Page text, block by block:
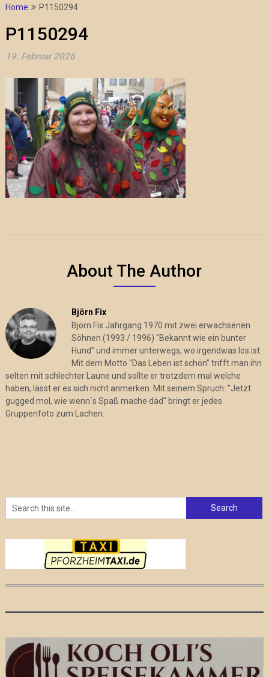
Home P1150294
P1150294
19. Februar 2026
About The Author
Björn Fix
Björn Fix Jahrgang 1970 mit zwei erwachsenen
Söhnen (1993 / 1996) "Bekannt wie ein bunter
Hund" und immer unterwegs, wo irgendwas los ist.
Mit dem Motto "Das Leben ist schön" trifft man ihn
selten mit schlechter Laune und sollte er trotzdem mal welche
haben, lässt er es sich nicht anmerken. Mit seinem Spruch: "Jetzt
gugged mol, wie wenn´s Spaß mache däd" bringt er jedes
Gruppenfoto zum Lachen.